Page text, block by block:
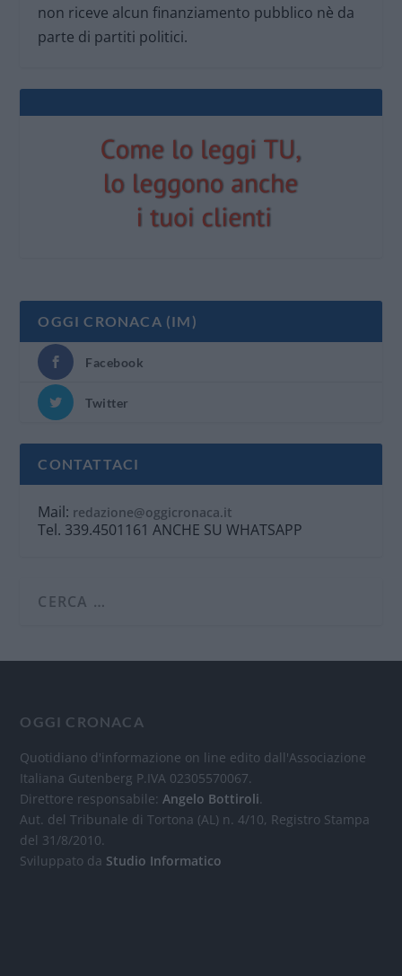
non riceve alcun finanziamento pubblico nè da
parte di partiti politici.
OGGI CRONACA (IM)
Facebook
Twitter
CONTATTACI
Mail: redazione@oggicronaca.it
Tel. 339.4501161 ANCHE SU WHATSAPP
OGGI CRONACA
Quotidiano d'informazione on line edito dall'Associazione
Italiana Gutenberg P.IVA 02305570067.
Direttore responsabile:Angelo Bottiroli.
Aut. del Tribunale di Tortona (AL) n. 4/10, Registro Stampa
del 31/8/2010.
Sviluppato da Studio Informatico